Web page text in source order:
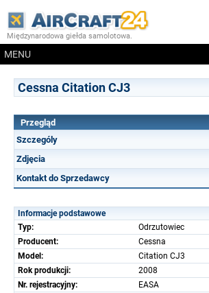
Międzynarodowa giełda samolotowa.
MENU
Cessna Citation CJ3
Przegląd
Szczególy
Zdjęcia
Kontakt do Sprzedawcy
Informacje podstawowe
Typ:
Odrzutowiec
Producent:
Cessna
Model:
Citation CJ3
Rok produkcji:
2008
Nr. rejestracyjny:
EASA